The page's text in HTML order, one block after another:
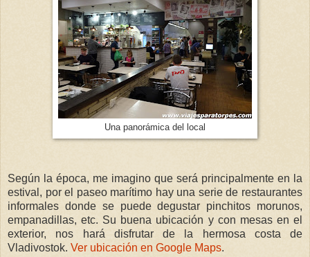
Una panorámica del local
Según la época, me imagino que será principalmente en la
estival, por el paseo marítimo hay una serie de restaurantes
informales donde se puede degustar pinchitos morunos,
empanadillas, etc. Su buena ubicación y con mesas en el
exterior, nos hará disfrutar de la hermosa costa de
Vladivostok. Ver ubicación en Google Maps.